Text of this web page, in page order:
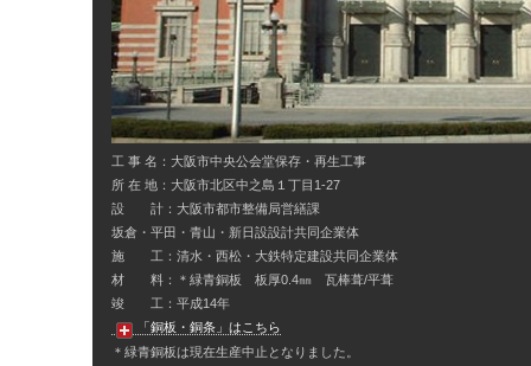
工 事 名：大阪市中央公会堂保存・再生工事
所 在 地：大阪市北区中之島１丁目1-27
設 計：大阪市都市整備局営繕課
坂倉・平田・青山・新日設設計共同企業体
施 工：清水・西松・大鉄特定建設共同企業体
材 料：＊緑青銅板 板厚0.4㎜ 瓦棒葺/平葺
竣 工：平成14年
「銅板・銅条」はこちら
＊緑青銅板は現在生産中止となりました。